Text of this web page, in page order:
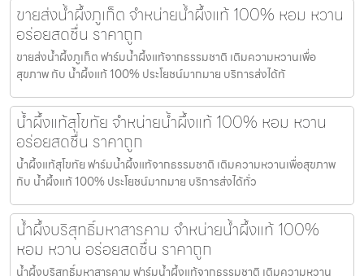
ขายส่งน้ำผึ้งภูเก็ต จำหน่ายน้ำผึ้งแท้ 100% หอม หวาน
อร่อยสดชื่น ราคาถูก
ขายส่งน้ำผึ้งภูเก็ต ฟาร์มน้ำผึ้งแท้จากธรรมชาติ เติมความหวานเพื่อ
สุขภาพ กับ น้ำผึ้งแท้ 100% ประโยชน์มากมาย บริการส่งได้ทั
น้ำผึ้งแท้สุโขทัย จำหน่ายน้ำผึ้งแท้ 100% หอม หวาน
อร่อยสดชื่น ราคาถูก
น้ำผึ้งแท้สุโขทัย ฟาร์มน้ำผึ้งแท้จากธรรมชาติ เติมความหวานเพื่อสุขภาพ
กับ น้ำผึ้งแท้ 100% ประโยชน์มากมาย บริการส่งได้ทั่ว
น้ำผึ้งบริสุทธิ์มหาสารคาม จำหน่ายน้ำผึ้งแท้ 100%
หอม หวาน อร่อยสดชื่น ราคาถูก
น้ำผึ้งบริสุทธิ์มหาสารคาม ฟาร์มน้ำผึ้งแท้จากธรรมชาติ เติมความหวาน